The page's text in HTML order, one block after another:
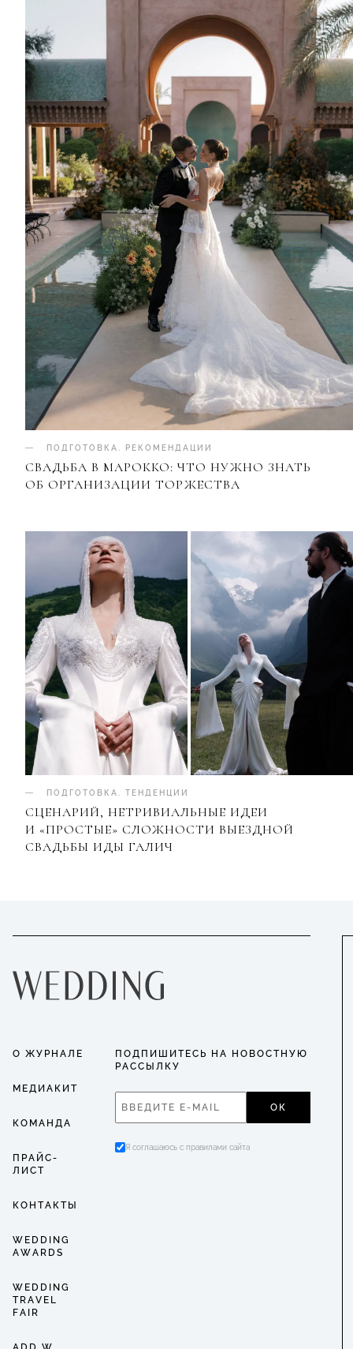
ПОДГОТОВКА. РЕКОМЕНДАЦИИ
СВАДЬБА В МАРОККО: ЧТО НУЖНО ЗНАТЬ
ОБ ОРГАНИЗАЦИИ ТОРЖЕСТВА
ПОДГОТОВКА. ТЕНДЕНЦИИ
СЦЕНАРИЙ, НЕТРИВИАЛЬНЫЕ ИДЕИ
И «ПРОСТЫЕ» СЛОЖНОСТИ ВЫЕЗДНОЙ
СВАДЬБЫ ИДЫ ГАЛИЧ
О ЖУРНАЛЕ
МЕДИАКИТ
КОМАНДА
ПРАЙС-
ЛИСТ
КОНТАКТЫ
WEDDING
AWARDS
WEDDING
TRAVEL
FAIR
ПОДПИШИТЕСЬ НА НОВОСТНУЮ
РАССЫЛКУ
ОК
Я соглашаюсь с правилами сайта